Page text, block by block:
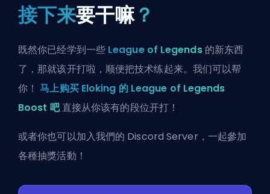
接下来要干嘛？
既然你已经学到一些 League of Legends的新东西
了，那就该开打啦，顺便把技术练起来。我们可以帮
你！马上购买 Eloking 的 League of Legends
Boost 吧直接从你该有的段位开打！
或者你也可以加入我們的 Discord Server ，一起參加
各種抽獎活動！